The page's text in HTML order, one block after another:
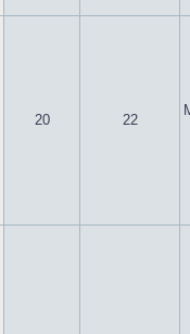
20 22